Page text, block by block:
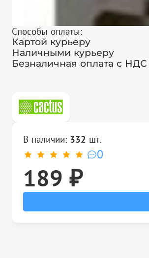
Способы оплаты:
Картой курьеру
Наличными курьеру
Безналичная оплата с НДС
В наличии: 332 шт.
0
189 ₽